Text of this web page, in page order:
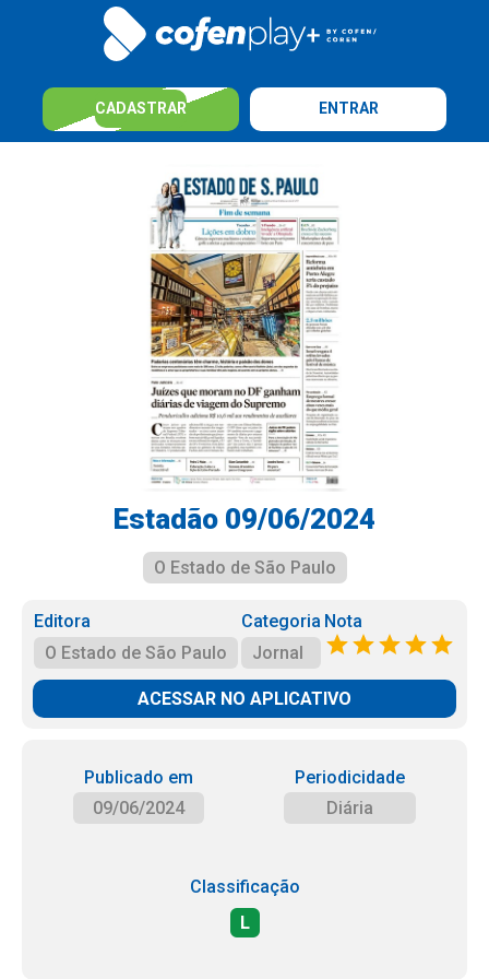
CADASTRAR ENTRAR
Estadão 09/06/2024
O Estado de São Paulo
Editora
O Estado de São Paulo
Categoria
Jornal
Nota
ACESSAR NO APLICATIVO
Publicado em
09/06/2024
Periodicidade
Diária
Classificação
L